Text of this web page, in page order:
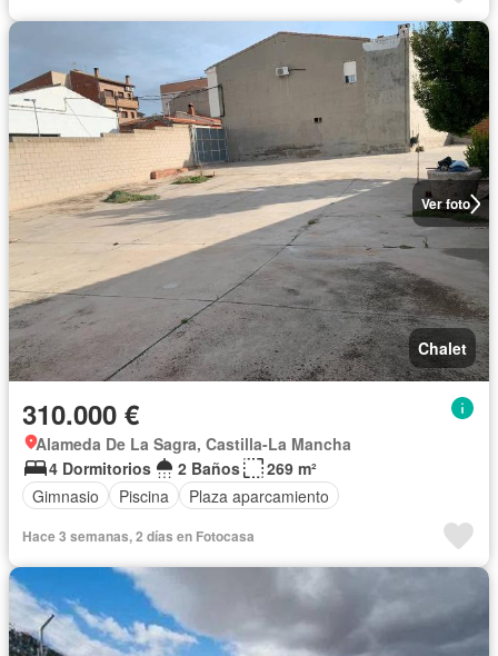
Ver foto
Chalet
310.000 €
Alameda De La Sagra, Castilla-La Mancha
4 Dormitorios
2 Baños
269 m²
Gimnasio
Piscina Plaza aparcamiento
Hace 3 semanas, 2 días en Fotocasa